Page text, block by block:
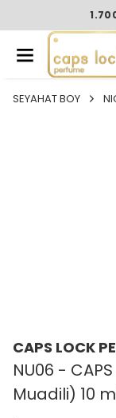
SEYAHAT BOY
CAPS LOCK
NU06 -
Muadili) 10